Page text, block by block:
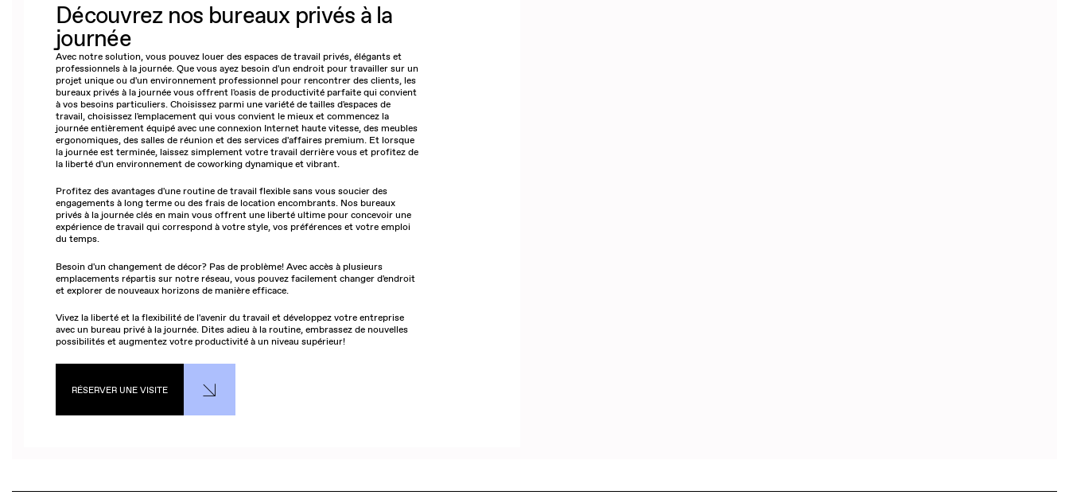
Découvrez nos bureaux privés à la
journée
Avec notre solution, vous pouvez louer des espaces de travail privés, élégants et
professionnels à la journée. Que vous ayez besoin d'un endroit pour travailler sur un
projet unique ou d'un environnement professionnel pour rencontrer des clients, les
bureaux privés à la journée vous offrent l'oasis de productivité parfaite qui convient
à vos besoins particuliers. Choisissez parmi une variété de tailles d'espaces de
travail, choisissez l'emplacement qui vous convient le mieux et commencez la
journée entièrement équipé avec une connexion Internet haute vitesse, des meubles
ergonomiques, des salles de réunion et des services d'affaires premium. Et lorsque
la journée est terminée, laissez simplement votre travail derrière vous et profitez de
la liberté d'un environnement de coworking dynamique et vibrant.
Profitez des avantages d'une routine de travail flexible sans vous soucier des
engagements à long terme ou des frais de location encombrants. Nos bureaux
privés à la journée clés en main vous offrent une liberté ultime pour concevoir une
expérience de travail qui correspond à votre style, vos préférences et votre emploi
du temps.
Besoin d'un changement de décor? Pas de problème! Avec accès à plusieurs
emplacements répartis sur notre réseau, vous pouvez facilement changer d'endroit
et explorer de nouveaux horizons de manière efficace.
Vivez la liberté et la flexibilité de l'avenir du travail et développez votre entreprise
avec un bureau privé à la journée. Dites adieu à la routine, embrassez de nouvelles
possibilités et augmentez votre productivité à un niveau supérieur!
RÉSERVER UNE VISITE